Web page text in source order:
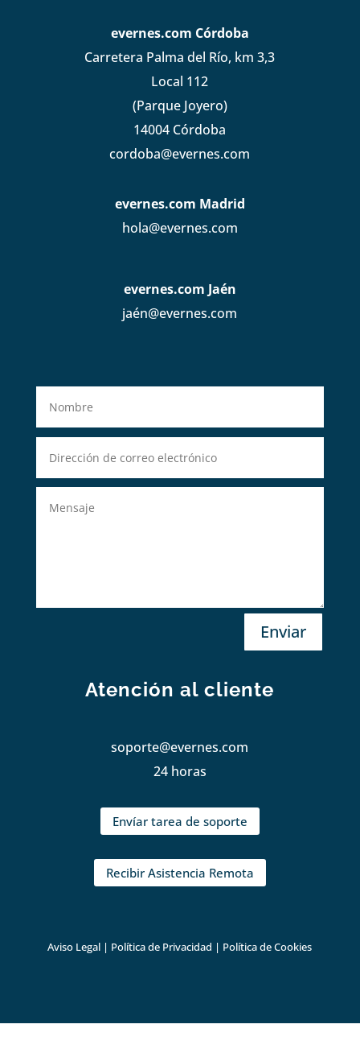
evernes.com Córdoba
Carretera Palma del Río, km 3,3
Local 112
(Parque Joyero)
14004 Córdoba
cordoba@evernes.com
evernes.com Madrid
hola@evernes.com
evernes.com Jaén
jaén@evernes.com
Enviar
Atención al cliente
soporte@evernes.com
24 horas
Envíar tarea de soporte
Recibir Asistencia Remota
Aviso Legal | Política de Privacidad | Política de Cookies